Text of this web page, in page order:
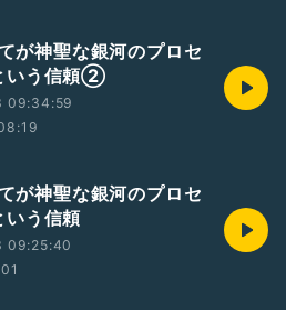
が神聖な銀河のプロセ
いう信頼②
09:34:59
が神聖な銀河のプロセ
いう信頼
09:25:40